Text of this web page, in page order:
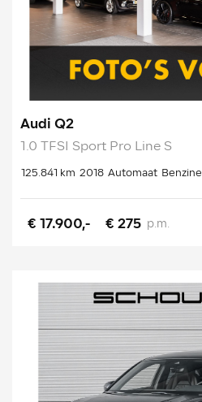
Audi Q2
1.0 TFSI Sport Pro Line S
125.841 km 2018 Automaat Benzine
€ 17.900,- € 275 p.m.